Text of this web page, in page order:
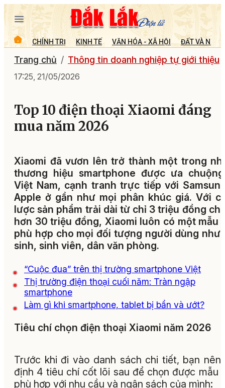
CHÍNH TRỊ KINH TẾ VĂN HÓA - XÃ HỘI ĐẤT VÀ
Trang chủ Thông tin doanh nghiệp tự giới thiệu
17:25, 21/05/2026
Top 10 điện thoại Xiaomi đáng
mua năm 2026
Xiaomi đã vươn lên trở thành một trong
thương hiệu smartphone được ưa
Việt Nam, cạnh tranh trực tiếp với
Apple ở gần như mọi phân khúc giá. Với
lược sản phẩm trải dài từ chỉ 3 triệu đồng
hơn 30 triệu đồng, Xiaomi luôn có một mẫu
phù hợp cho mọi đối tượng người dùng như
sinh, sinh viên, dân văn phòng.
“Cuộc đua” trên thị trường smartphone Việt
Thị trường điện thoại cuối năm: Tràn ngập
smartphone
Làm gì khi smartphone, tablet bị bẩn và ướt?
Tiêu chí chọn điện thoại Xiaomi năm 2026
Trước khi đi vào danh sách chi tiết, bạn nên
định 4 tiêu chí cốt lõi sau để chọn được mẫu
phù hợp với nhu cầu và ngân sách của mình: